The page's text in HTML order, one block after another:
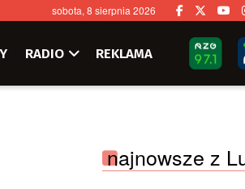
sobota, 8 sierpnia 2026
RADIO REKLAMA
najnowsze z